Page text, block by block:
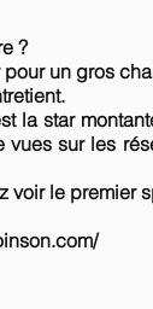
?
un gros
la star
vues sur les
voir le premier